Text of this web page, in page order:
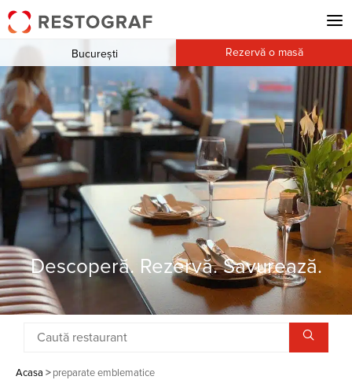
Descoperă. Rezervă. Savurează.
București Rezervă o masă
Acasa > preparate emblematice